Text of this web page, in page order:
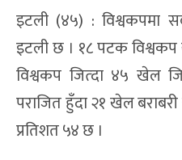
इटली (४५) : विश्वकपमा
इटली छ । १८ पटक
विश्वकप जित्दा ४५ खेल
पराजित हुँदा २१ खेल
प्रतिशत ५४ छ ।